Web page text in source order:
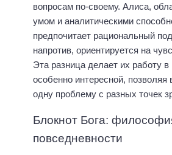
вопросам по-своему. Алиса,
умом и аналитическими
предпочитает рациональный
напротив, ориентируется на
Эта разница делает их работу
особенно интересной, позволяя
одну проблему с разных точек
Блокнот Бога:
повседневности